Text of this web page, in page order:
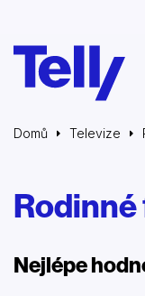
Domů Televize
Nejlépe